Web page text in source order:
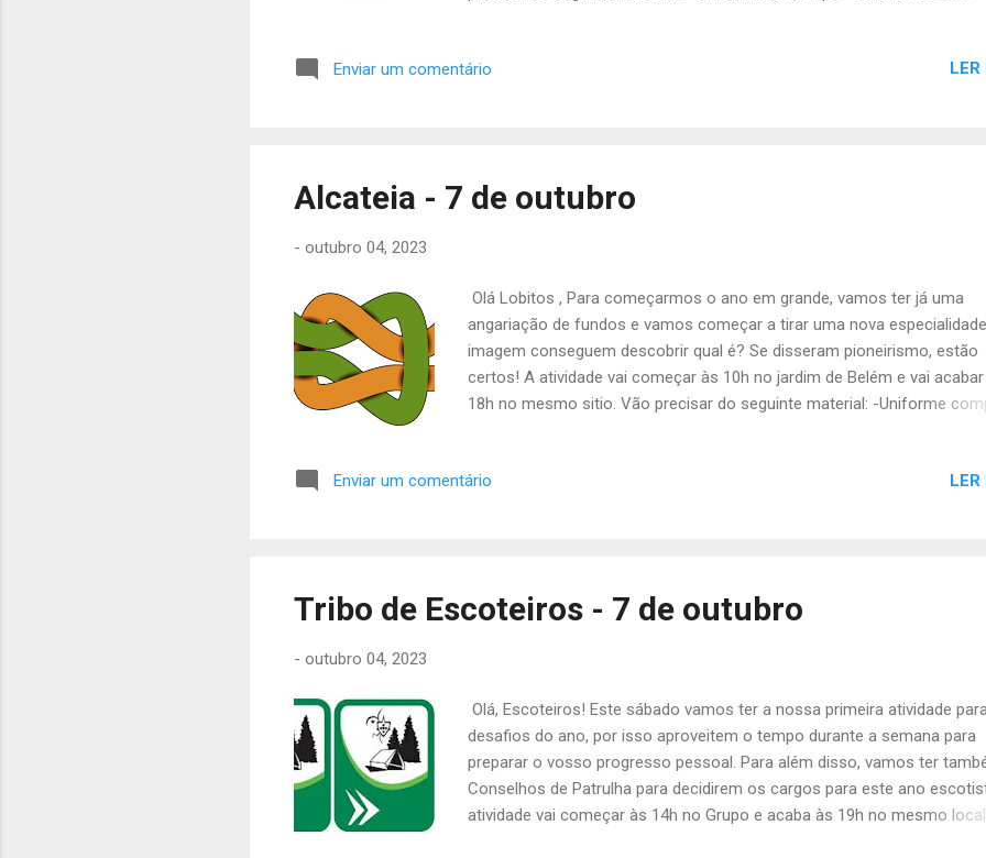
Enviar um comentário
LER
Alcateia - 7 de outubro
- outubro 04, 2023
Olá Lobitos , Para começarmos o ano em grande, vamos ter já uma
angariação de fundos e vamos começar a tirar uma nova
imagem conseguem descobrir qual é? Se disseram pioneirismo, estão
certos! A atividade vai começar às 10h no jardim de Belém e vai
18h no mesmo sitio. Vão precisar do seguinte material: -Uniforme
Até Sábado, Chefia da Alcateia
Enviar um comentário LER
Tribo de Escoteiros - 7 de outubro
- outubro 04, 2023
Olá, Escoteiros! Este sábado vamos ter a nossa primeira atividade
desafios do ano, por isso aproveitem o tempo durante a semana para
preparar o vosso progresso pessoal. Para além disso, vamos ter
Conselhos de Patrulha para decidirem os cargos para este ano
atividade vai começar às 14h no Grupo e acaba às 19h no mesmo